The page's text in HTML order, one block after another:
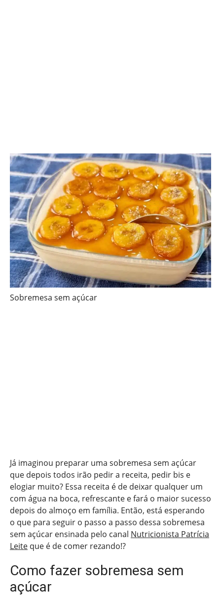
Sobremesa sem açúcar
Já imaginou preparar uma sobremesa sem açúcar
que depois todos irão pedir a receita, pedir bis e
elogiar muito? Essa receita é de deixar qualquer um
com água na boca, refrescante e fará o maior sucesso
depois do almoço em família. Então, está esperando
o que para seguir o passo a passo dessa sobremesa
sem açúcar ensinada pelo canal Nutricionista Patrícia
Leite que é de comer rezando!?
Como fazer sobremesa sem
açúcar